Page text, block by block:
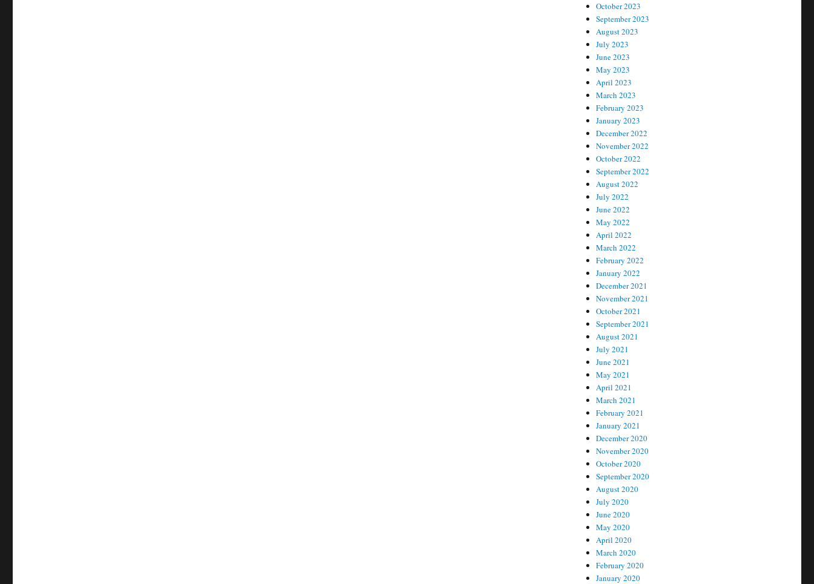
October 2023
September 2023
August 2023
July 2023
June 2023
May 2023
April 2023
March 2023
February 2023
January 2023
December 2022
November 2022
October 2022
September 2022
August 2022
July 2022
June 2022
May 2022
April 2022
March 2022
February 2022
January 2022
December 2021
November 2021
October 2021
September 2021
August 2021
July 2021
June 2021
May 2021
April 2021
March 2021
February 2021
January 2021
December 2020
November 2020
October 2020
September 2020
August 2020
July 2020
June 2020
May 2020
April 2020
March 2020
February 2020
January 2020